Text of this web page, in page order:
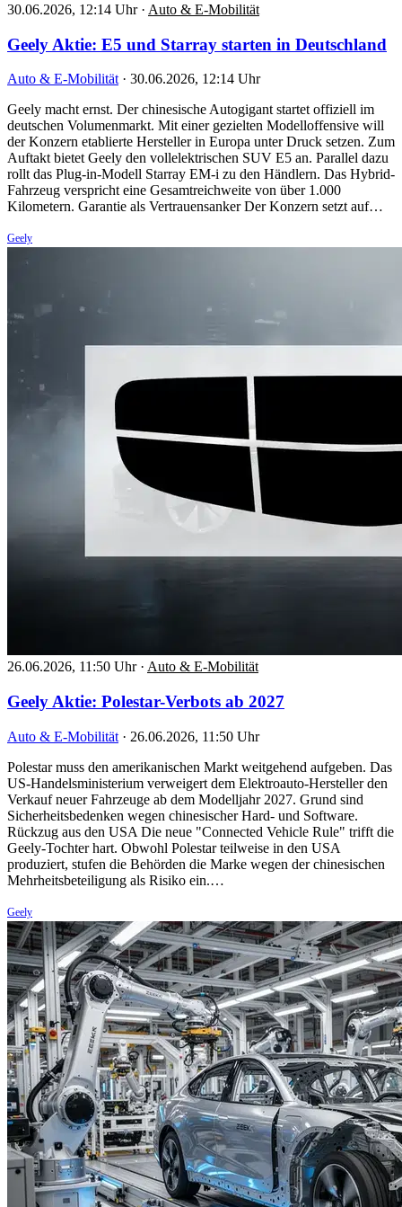
30.06.2026, 12:14 Uhr · Auto & E-Mobilität
Geely Aktie: E5 und Starray starten in Deutschland
Auto & E-Mobilität · 30.06.2026, 12:14 Uhr
Geely macht ernst. Der chinesische Autogigant startet offiziell im
deutschen Volumenmarkt. Mit einer gezielten Modelloffensive will
der Konzern etablierte Hersteller in Europa unter Druck setzen. Zum
Auftakt bietet Geely den vollelektrischen SUV E5 an. Parallel dazu
rollt das Plug-in-Modell Starray EM-i zu den Händlern. Das Hybrid-
Fahrzeug verspricht eine Gesamtreichweite von über 1.000
Kilometern. Garantie als Vertrauensanker Der Konzern setzt auf…
Geely
26.06.2026, 11:50 Uhr · Auto & E-Mobilität
Geely Aktie: Polestar-Verbots ab 2027
Auto & E-Mobilität · 26.06.2026, 11:50 Uhr
Polestar muss den amerikanischen Markt weitgehend aufgeben. Das
US-Handelsministerium verweigert dem Elektroauto-Hersteller den
Verkauf neuer Fahrzeuge ab dem Modelljahr 2027. Grund sind
Sicherheitsbedenken wegen chinesischer Hard- und Software.
Rückzug aus den USA Die neue "Connected Vehicle Rule" trifft die
Geely-Tochter hart. Obwohl Polestar teilweise in den USA
produziert, stufen die Behörden die Marke wegen der chinesischen
Mehrheitsbeteiligung als Risiko ein.…
Geely